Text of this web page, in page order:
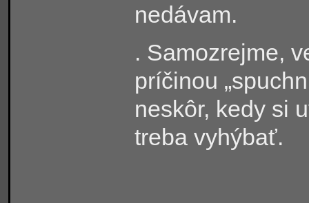
nedávam.
. Samozrejme,
príčinou
neskôr, kedy si
treba vyhýbať.